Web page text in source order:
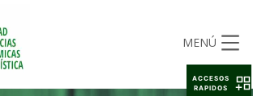
MENÚ
ACCESOS
RAPIDOS